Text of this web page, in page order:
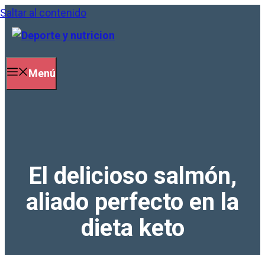
Saltar al contenido
Menú
El delicioso salmón,
aliado perfecto en la
dieta keto